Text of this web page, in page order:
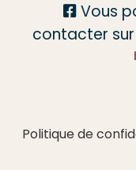
 Vous
contacter
Politique de